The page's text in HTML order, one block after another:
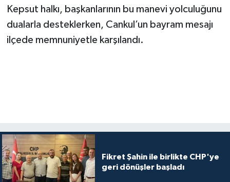
Kepsut halkı, başkanlarının bu manevi yolculuğunu
dualarla desteklerken, Cankul’un bayram mesajı
ilçede memnuniyetle karşılandı.
Fikret Şahin ile birlikte CHP'ye
geri dönüşler başladı